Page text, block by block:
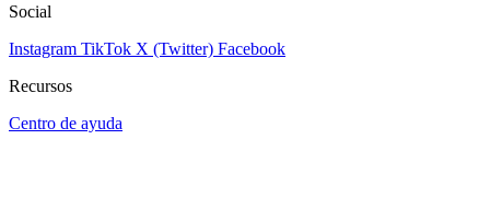
Social
Instagram TikTok X (Twitter) Facebook
Recursos
Centro de ayuda